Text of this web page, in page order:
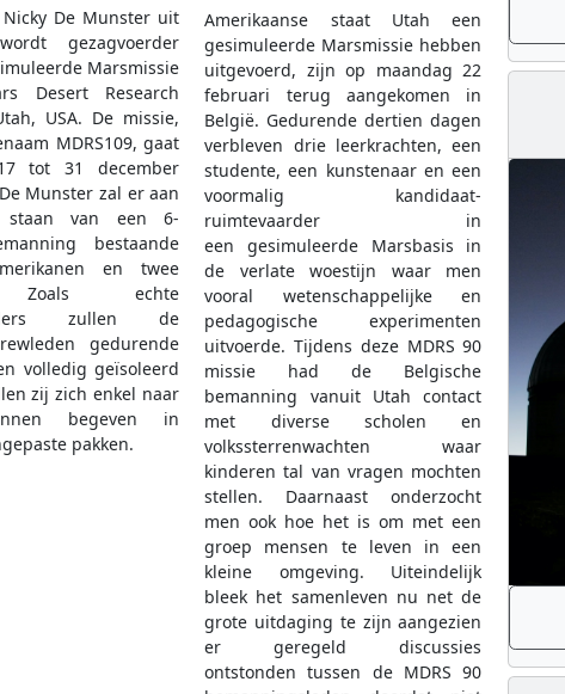
De Munster uit
gezagvoerder
Marsmissie
Desert Research
USA. De missie,
MDRS109, gaat
tot 31 december
Munster zal er aan
staan van een 6-
bestaande
en twee
Zoals echte
zullen de
gedurende
volledig geïsoleerd
zij zich enkel naar
begeven in
pakken.
Amerikaanse staat Utah een
gesimuleerde Marsmissie hebben
uitgevoerd, zijn op maandag 22
februari terug aangekomen in
België. Gedurende dertien dagen
verbleven drie leerkrachten, een
studente, een kunstenaar en een
voormalig kandidaat-
ruimtevaarder in
een gesimuleerde Marsbasis in
de verlate woestijn waar men
vooral wetenschappelijke en
pedagogische experimenten
uitvoerde. Tijdens deze MDRS 90
missie had de Belgische
bemanning vanuit Utah contact
met diverse scholen en
volkssterrenwachten waar
kinderen tal van vragen mochten
stellen. Daarnaast onderzocht
men ook hoe het is om met een
groep mensen te leven in een
kleine omgeving. Uiteindelijk
bleek het samenleven nu net de
grote uitdaging te zijn aangezien
er geregeld discussies
ontstonden tussen de MDRS 90